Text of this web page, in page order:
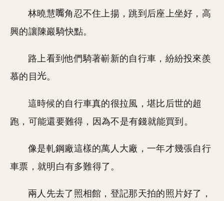
林曉慧
角忍不住上揚，跳到后座上坐好，高
興的讓陳巖騎快點。
路上看到他們騎著嶄新的自行車，紛紛投來羨
慕的目
。
這時候的自行車真的很拉風，堪比后世的超
跑，可能還要難得，因為不是有錢就能買到。
像是軋鋼廠這樣的萬人大廠，一年才幾張自行
車票，就明白有多難得了。
兩人先去了照相館，登記那天拍的照片好了，